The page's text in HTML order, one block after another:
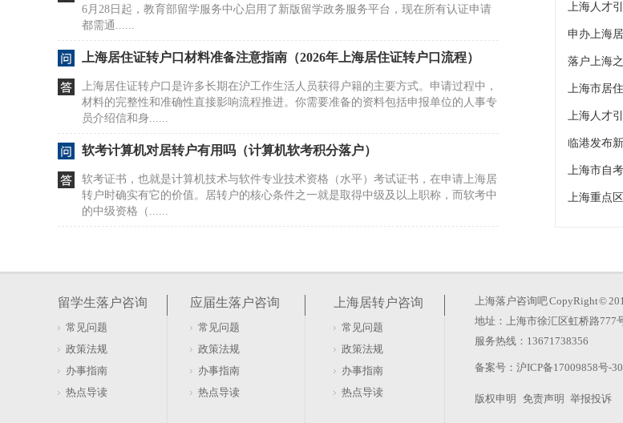
6月28日起，教育部留学服务中心启用了新版留学政务服务平台，现在所有认证申请
都需通......
上海居住证转户口材料准备注意指南（2026年上海居住证转户口流程）
上海居住证转户口是许多长期在沪工作生活人员获得户籍的主要方式。申请过程中，
材料的完整性和准确性直接影响流程推进。你需要准备的资料包括申报单位的人事专
员介绍信和身......
软考计算机对居转户有用吗（计算机软考积分落户）
软考证书，也就是计算机技术与软件专业技术资格（水平）考试证书，在申请上海居
转户时确实有它的价值。居转户的核心条件之一就是取得中级及以上职称，而软考中
的中级资格（......
上海落户路径多样，其中应届生落户、居转户、人才引进等均有明确政策要求。每个
例如，应届毕......
上海居转户初审通过等待审核要多久（上海居转户等待审核到审核中要多
久）
徐汇区居转户复核所需时间会因个案情况而异，通常取决于材料的完整性、信息的准
是否满足居转......
上海人才
落户上海
临港发布
上海市自
留学生落户咨询
常见问题
政策法规
办事指南
热点导读
应届生落户咨询
常见问题
政策法规
办事指南
热点导读
上海居转户咨询
常见问题
政策法规
办事指南
热点导读
上海落户咨询吧CopyRight ©
地址：上海市徐汇区虹桥路777
服务热线：13671738356
备案号： 沪ICP备17009858号-30
版权申明 免责声明 举报投诉